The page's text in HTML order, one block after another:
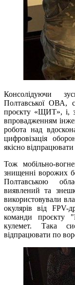
Консолідуючи
Полтавської ОВА,
проєкту «ЩИТ», і,
впровадженням
робота над
цифровізація
якісно
Тож мобільно-
знищенні ворожих
Полтавською
виявлений та
використовували
окулярів від FPV-
команди проєкту
кулемет. Така
відпрацювати по